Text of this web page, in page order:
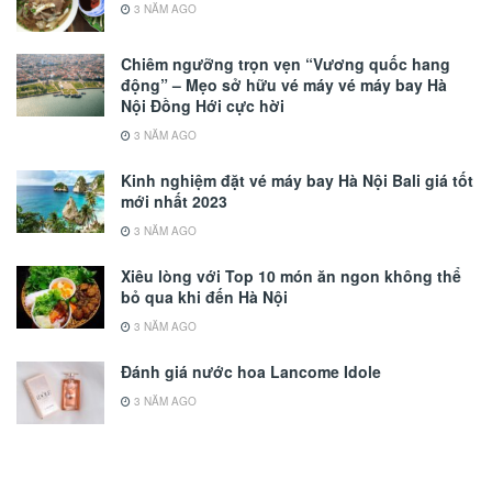
3 NĂM AGO
Chiêm ngưỡng trọn vẹn “Vương quốc hang
động” – Mẹo sở hữu vé máy vé máy bay Hà
Nội Đồng Hới cực hời
3 NĂM AGO
Kinh nghiệm đặt vé máy bay Hà Nội Bali giá tốt
mới nhất 2023
3 NĂM AGO
Xiêu lòng với Top 10 món ăn ngon không thể
bỏ qua khi đến Hà Nội
3 NĂM AGO
Đánh giá nước hoa Lancome Idole
3 NĂM AGO